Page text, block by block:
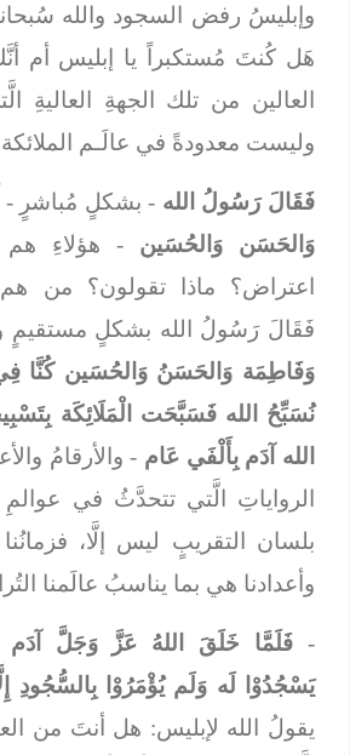
وإبليسُ رفض السجود والله
هَل كُنتَ مُستكبراً يا إبليس أم
العالين من تلك الجهةِ العاليةِ
وليست معدودةً في عالَـم الملائكة.
فَقَالَ رَسُولُ الله- بشكلٍ مُباشرٍ -
وَالحَسَن وَالحُسَين- هؤلاءِ هم
اعتراض؟ ماذا تقولون؟ من هم
فَقَالَ رَسُولُ الله بشكلٍ مستقيمٍ
وَفَاطِمَة وَالحَسَنُ وَالحُسَين كُنَّا
نُسَبِّحُ الله فَسَبَّحَت الْمَلَائِكَة
الله آدَم بِأَلْفَي عَام- والأرقامُ
الرواياتِ الَّتي تتحدَّثُ في عوالمِ
بلسان التقريبٍ ليس إلَّا، فزمانُنا
وأعدادنا هي بما يناسبُ عالَمنا
- فَلَمَّا خَلَقَ اللهُ عَزَّ وَجَلَّ آدَم
يَسْجُدُوْا لَه وَلَم يُؤْمَرُوْا بِالسُّجُودِ إِلَّا
يقولُ الله لإبليس: هل أنتَ من